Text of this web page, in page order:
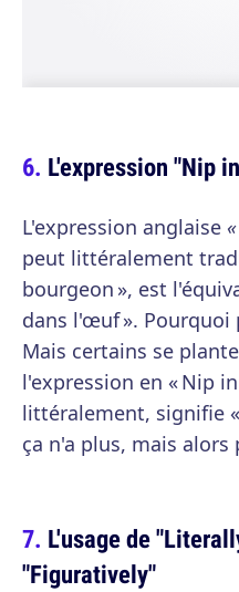
L'expression "Nip
L'expression anglaise
peut littéralement
bourgeon », est
dans l'œuf ». Pourquoi
Mais certains se
l'expression en « Nip
littéralement, signifie
ça n'a plus, mais alors
L'usage de
"Figuratively"